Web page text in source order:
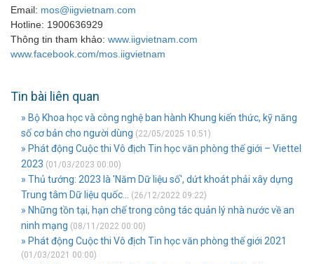
Email: mos@iigvietnam.com
Hotline: 1900636929
Thông tin tham khảo: www.iigvietnam.com
www.facebook.com/mos.iigvietnam
Tin bài liên quan
» Bộ Khoa học và công nghệ ban hành Khung kiến thức, kỹ năng
số cơ bản cho người dùng (22/05/2025 10:51)
» Phát động Cuộc thi Vô địch Tin học văn phòng thế giới – Viettel
2023 (01/03/2023 00:00)
» Thủ tướng: 2023 là 'Năm Dữ liệu số', dứt khoát phải xây dựng
Trung tâm Dữ liệu quốc...
(26/12/2022 09:22)
» Những tồn tại, hạn chế trong công tác quản lý nhà nước về an
ninh mạng (08/11/2022 00:00)
» Phát động Cuộc thi Vô địch Tin học văn phòng thế giới 2021
(01/03/2021 00:00)